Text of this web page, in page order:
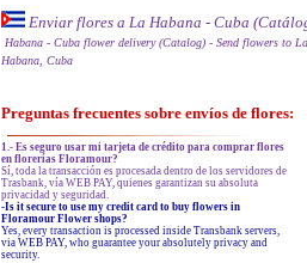
Enviar flores a La Habana - Cuba
Habana - Cuba flower delivery (Catalog) - Send flowers to La
Habana, Cuba
Preguntas frecuentes sobre envíos de flores:
1.- Es seguro usar mi tarjeta de crédito para comprar flores
en florerías Floramour?
Sí, toda la transacción es procesada dentro de los servidores de
Trasbank, vía WEB PAY, quienes garantizan su absoluta
privacidad y seguridad.
-Is it secure to use my credit card to buy flowers in
Floramour Flower shops?
Yes, every transaction is processed inside Transbank servers,
via WEB PAY, who guarantee your absolutely privacy and
security.